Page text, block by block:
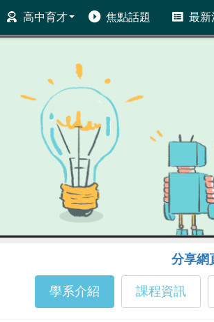
高中育才 焦點話題 最新
分享網
學系介紹 課程資訊